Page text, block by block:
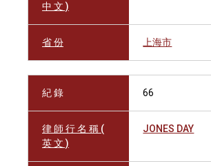
中 文 )
省 份 上海市
紀 錄 66
律 師 行 名 稱 (
英 文 )
JONES DAY